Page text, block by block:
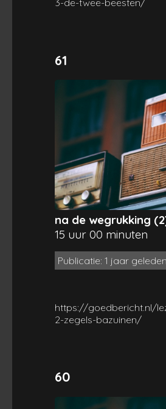
3-de-twee-beesten/
61
na de wegrukking
15 uur 00 minuten
Publicatie: 1 jaar geleden
https://goedbericht.nl/
2-zegels-bazuinen/
60